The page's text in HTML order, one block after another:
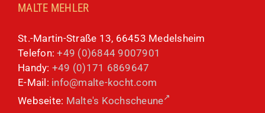
MALTE MEHLER
St.-Martin-Straße 13, 66453 Medelsheim
Telefon:+49 (0)6844 9007901
Handy: +49 (0)171 6869647
E-Mail: info@malte-kocht.com
Webseite: Malte's Kochscheune